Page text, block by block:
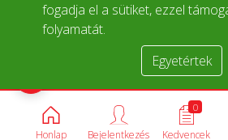
fogadja el a sütiket, ezzel
folyamatát.
Egyetértek
Honlap
0
Kedvencek
Bejelentkezés
Termékek összehasonlítása